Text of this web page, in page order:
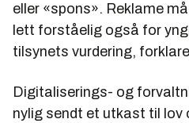
eller «spons». Reklame
lett forståelig også for
tilsynets vurdering,
Digitaliserings- og
nylig sendt et utkast til lov